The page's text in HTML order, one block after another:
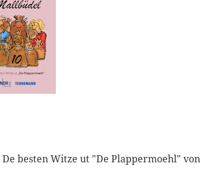
besten Witze ut "De Plappermoehl" von